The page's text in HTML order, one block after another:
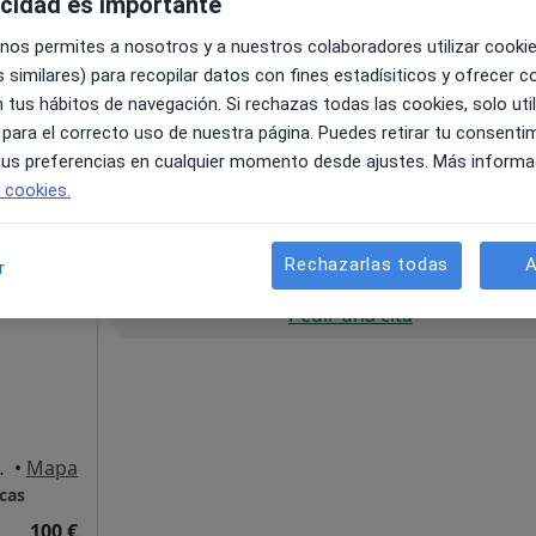
•Mapa
• Mapa
La reserva de cita online no está
Pedir una cita
permites a nosotros y a nuestros colaboradores utilizar
similares) para recopilar datos con fines estadísiticos y ofrecer
tus hábitos de navegación. Si rechazas todas las cookies, solo
el correcto uso de nuestra página. Puedes retirar tu
preferencias en cualquier momento desde ajustes. Más
Rechazarlas todas